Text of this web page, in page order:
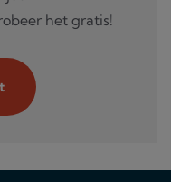
het gratis!